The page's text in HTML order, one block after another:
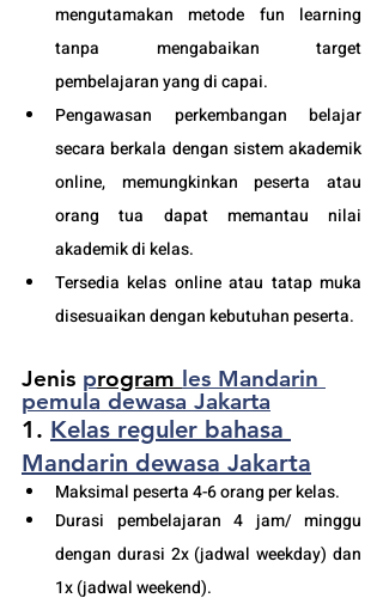
mengutamakan metode fun learning
tanpa mengabaikan target
pembelajaran yang di capai.
Pengawasan perkembangan belajar
secara berkala dengan sistem akademik
online, memungkinkan peserta atau
orang tua dapat memantau nilai
akademik di kelas.
Tersedia kelas online atau tatap muka
disesuaikan dengan kebutuhan peserta.
Jenis program les Mandarin
pemula dewasa Jakarta
1. Kelas reguler bahasa
Mandarin dewasa Jakarta
Maksimal peserta 4-6 orang per kelas.
Durasi pembelajaran 4 jam/ minggu
dengan durasi 2x (jadwal weekday) dan
1x (jadwal weekend).